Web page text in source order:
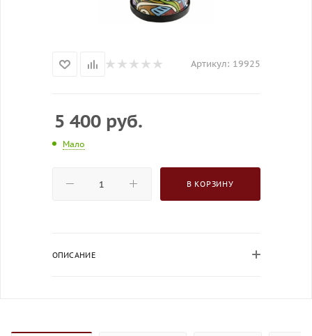
Артикул: 19925
5 400руб.
Мало
В КОРЗИНУ
ОПИСАНИЕ